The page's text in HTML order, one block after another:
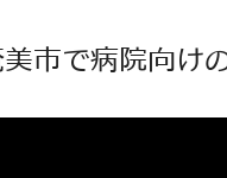
市で病院向け